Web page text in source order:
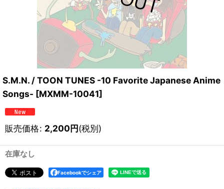
S.M.N. / TOON TUNES -10 Favorite Japanese Anime
Songs- [MXMM-10041]
販売価格: 2,200円(税別)
在庫なし
Facebookでシェア